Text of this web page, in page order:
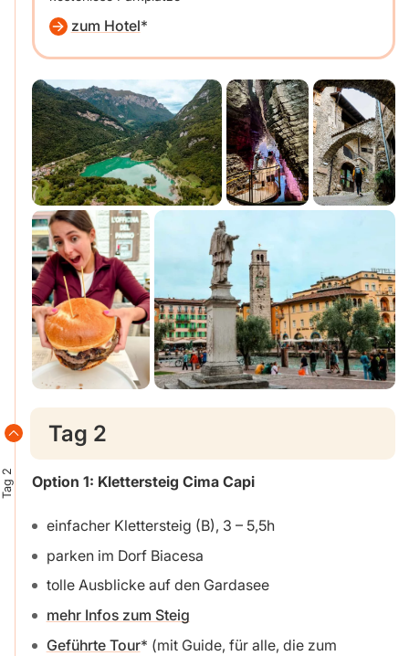
zum Hotel
Tag 2
Tag 2
Option 1: Klettersteig Cima Capi
einfacher Klettersteig (B), 3 – 5,5h
parken im Dorf Biacesa
tolle Ausblicke auf den Gardasee
mehr Infos zum Steig
Geführte Tour
(mit Guide, für alle, die zum